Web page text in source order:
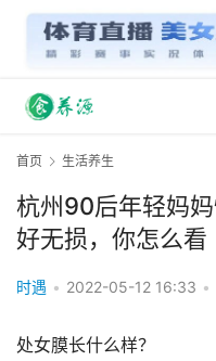
首页 生活养生
杭州90后年轻妈
好无损，你怎么看
时遇 • 2022-05-12 16:33 •
处女膜长什么样？